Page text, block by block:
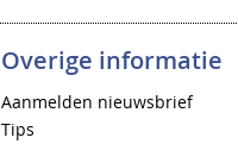
Overige informatie
Aanmelden nieuwsbrief
Tips